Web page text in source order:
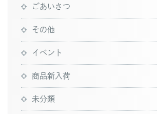
ごあいさつ
その他
イベント
商品新入荷
未分類